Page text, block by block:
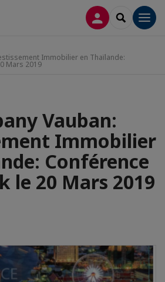
CONNEXION
Immobilier en Thaïlande:
Mars 2019
Vauban:
Immobilier
Conférence
le 20 Mars 2019